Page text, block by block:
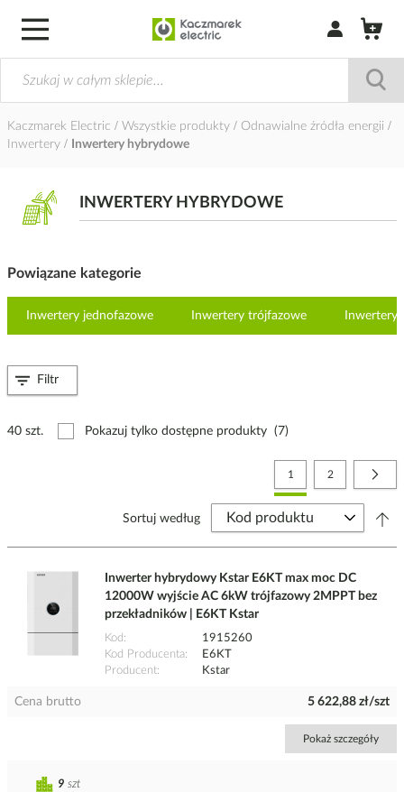
Zaloguj się /
Kaczmarek Electric Wszystkie produkty
Odnawialne źródła energii
Inwertery
Inwertery hybrydowe
INWERTERY HYBRYDOWE
Powiązane kategorie
Inwertery jednofazowe Inwertery trójfazowe Inwertery
40 szt. Pokazuj tylko dostępne produkty (7)
Strona
Aktualnie czytasz stronę
1 Strona
2
Sortuj według
Inwerter hybrydowy Kstar E6KT max moc DC
12000W wyjście AC 6kW trójfazowy 2MPPT bez
przekładników | E6KT Kstar
Kod
1915260
Kod Producenta
E6KT
Producent
Kstar
Cena brutto 5 622,88 zł/szt
Pokaż szczegóły
9 szt
Filtr